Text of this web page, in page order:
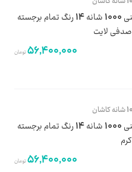
فرش ماشینی 1000 شانه 14 رنگ تمام برجسته
لایت
56,400,000تومان
فرش ماشینی 1000 شانه 14 رنگ تمام برجسته
56,400,000تومان